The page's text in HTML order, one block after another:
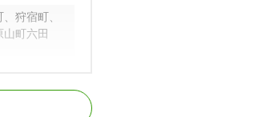
狩宿町、
町六田
庄中町南
山町長池